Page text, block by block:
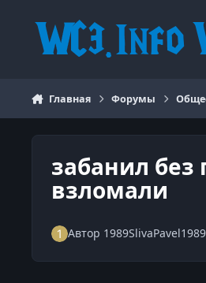
Главная Форумы
забанил
взломали
Автор 1989SlivaPavel1989